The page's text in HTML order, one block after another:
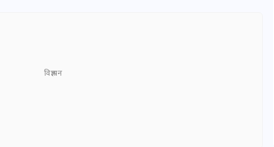
विज्ञापन